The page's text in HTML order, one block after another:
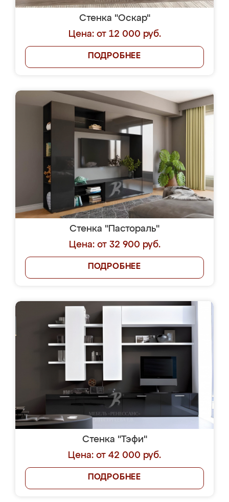
Стенка "Оскар"
Цена: от 12 000 руб.
ПОДРОБНЕЕ
Стенка "Пастораль"
Цена: от 32 900 руб.
ПОДРОБНЕЕ
Стенка "Тэфи"
Цена: от 42 000 руб.
ПОДРОБНЕЕ